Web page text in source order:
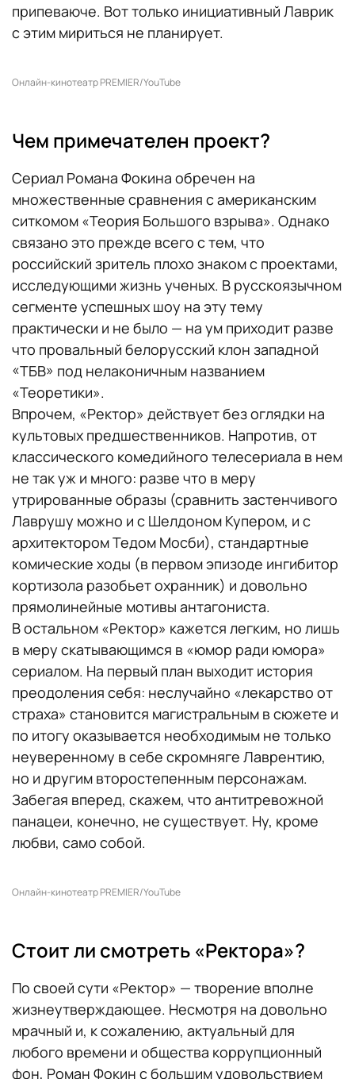
припеваюче. Вот только инициативный Лаврик
с этим мириться не планирует.
Онлайн-кинотеатр PREMIER/YouTube
Чем примечателен проект?
Сериал Романа Фокина обречен на
множественные сравнения с американским
ситкомом «Теория Большого взрыва». Однако
связано это прежде всего с тем, что
российский зритель плохо знаком с проектами,
исследующими жизнь ученых. В русскоязычном
сегменте успешных шоу на эту тему
практически и не было — на ум приходит разве
что провальный белорусский клон западной
«ТБВ» под нелаконичным названием
«Теоретики».
Впрочем, «Ректор» действует без оглядки на
культовых предшественников. Напротив, от
классического комедийного телесериала в нем
не так уж и много: разве что в меру
утрированные образы (сравнить застенчивого
Лаврушу можно и с Шелдоном Купером, и с
архитектором Тедом Мосби), стандартные
комические ходы (в первом эпизоде ингибитор
кортизола разобьет охранник) и довольно
прямолинейные мотивы антагониста.
В остальном «Ректор» кажется легким, но лишь
в меру скатывающимся в «юмор ради юмора»
сериалом. На первый план выходит история
преодоления себя: неслучайно «лекарство от
страха» становится магистральным в сюжете и
по итогу оказывается необходимым не только
неуверенному в себе скромняге Лаврентию,
но и другим второстепенным персонажам.
Забегая вперед, скажем, что антитревожной
панацеи, конечно, не существует. Ну, кроме
любви, само собой.
Онлайн-кинотеатр PREMIER/YouTube
Стоит ли смотреть «Ректора»?
По своей сути «Ректор» — творение вполне
жизнеутверждающее. Несмотря на довольно
мрачный и, к сожалению, актуальный для
любого времени и общества коррупционный
фон, Роман Фокин с большим удовольствием